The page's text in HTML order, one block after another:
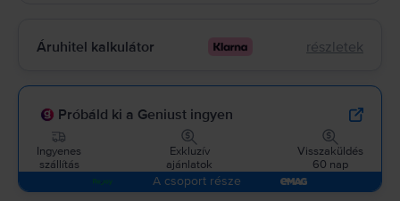
Áruhitel kalkulátor részletek
Próbáld ki a Geniust ingyen
Ingyenes
szállítás
Exkluzív
ajánlatok
Visszaküldés
60 nap
A csoport része